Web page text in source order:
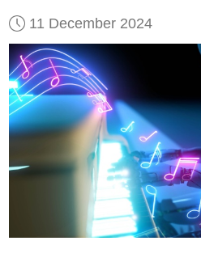
11 December 2024